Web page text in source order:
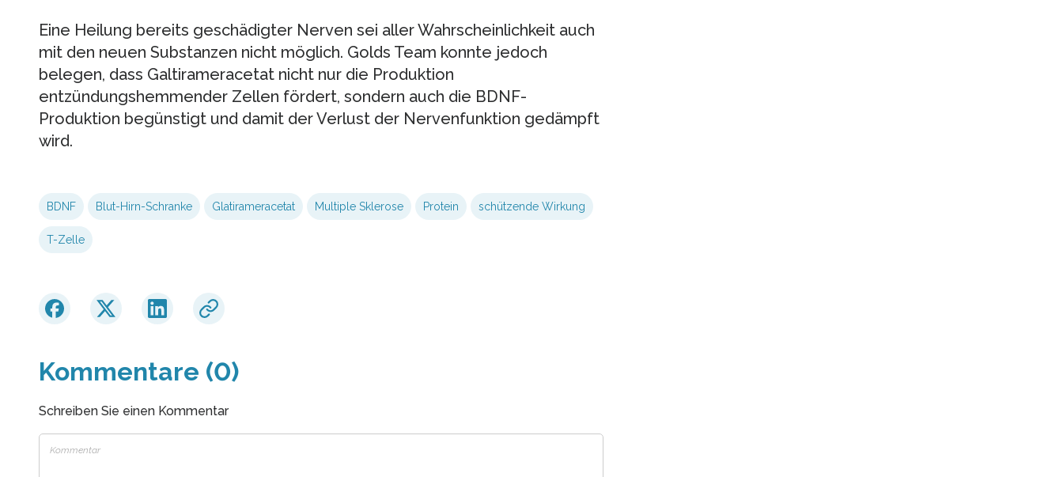
Eine Heilung bereits geschädigter Nerven sei aller Wahrscheinlichkeit auch
mit den neuen Substanzen nicht möglich. Golds Team konnte jedoch
belegen, dass Galtirameracetat nicht nur die Produktion
entzündungshemmender Zellen fördert, sondern auch die BDNF-
Produktion begünstigt und damit der Verlust der Nervenfunktion gedämpft
wird.
BDNF Blut-Hirn-Schranke Glatirameracetat Multiple Sklerose Protein schützende Wirkung
T-Zelle
Kommentare (0)
Schreiben Sie einen Kommentar